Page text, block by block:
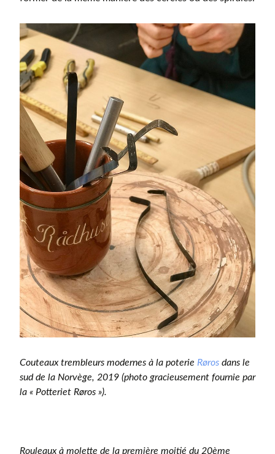
Couteaux trembleurs modernes à la poterie Røros dans le
sud de la Norvège, 2019 (photo gracieusement fournie par
la « Potteriet Røros »).
Rouleaux à molette de la première moitié du 20ème